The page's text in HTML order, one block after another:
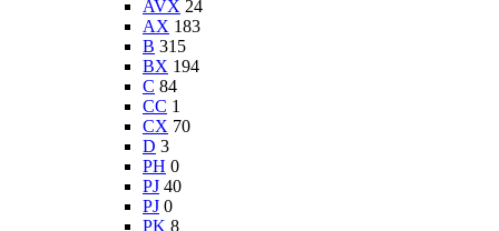
AVX 24
AX 183
B 315
BX 194
C 84
CC 1
CX 70
D 3
PH 0
PJ 40
PJ 0
PK 8